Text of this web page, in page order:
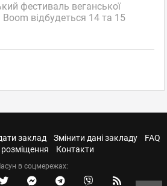
фестиваль веганської
відбудеться 14 та 15
заклад Змінити дані закладу
FAQ
Контакти
в соцмережах: